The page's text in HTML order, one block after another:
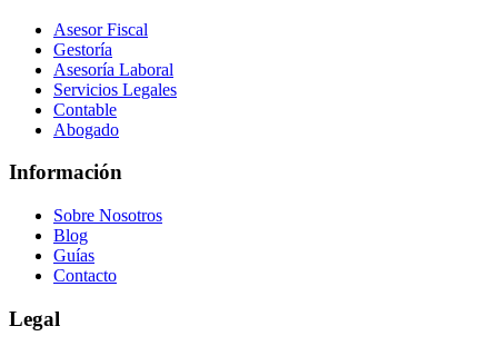
Asesor Fiscal
Gestoría
Asesoría Laboral
Servicios Legales
Contable
Abogado
Información
Sobre Nosotros
Blog
Guías
Contacto
Legal